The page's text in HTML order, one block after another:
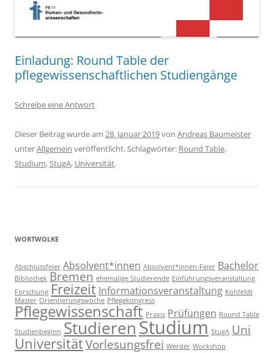
Einladung: Round Table der
pflegewissenschaftlichen Studiengänge
Schreibe eine Antwort
Dieser Beitrag wurde am 28. Januar 2019von Andreas Baumeister
unterAllgemein veröffentlicht. Schlagwörter: Round Table,
Studium,StugA, Universität.
WORTWOLKE
Abschlussfeier Absolvent*innen Absolvent*innen-Feier Bachelor
Bibliothek Bremen ehemalige Studierende Einführungsveranstaltung
Forschung Freizeit Informationsveranstaltung Kohfeldt
Master Orientierungswoche Pflegekongress
Pflegewissenschaft Praxis Prüfungen Round Table
Studienbeginn StudierenStudium StugA Uni
UniversitätVorlesungsfrei Werder Workshop